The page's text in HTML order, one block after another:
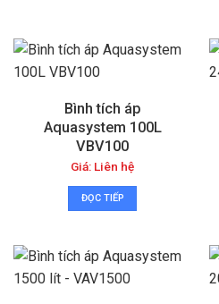
Bình tích áp
Aquasystem 100L
VBV100
Giá: Liên hệ
ĐỌC TIẾP